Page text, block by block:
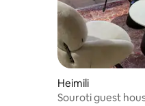
Heimili
Souroti guest